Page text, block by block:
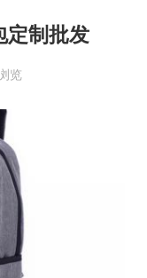
定制批发
览